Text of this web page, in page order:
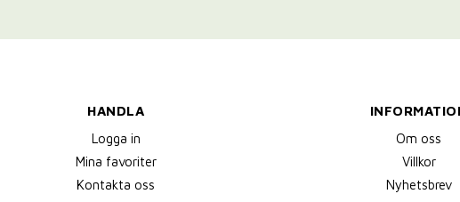
HANDLA
Logga in
Mina favoriter
Kontakta oss
Om oss
Villkor
Nyhetsbrev